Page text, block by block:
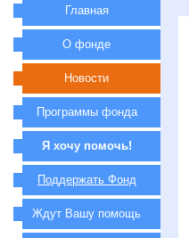
Главная
О фонде
Новости
Программы фонда
Я хочу помочь!
Поддержать Фонд
Ждут Вашу помощь